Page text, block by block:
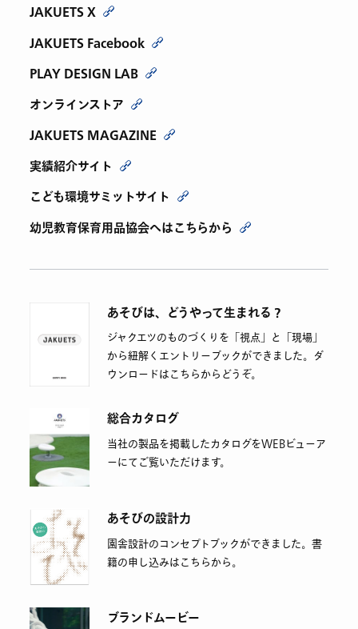
JAKUETS X
JAKUETS Facebook
PLAY DESIGN LAB
オンラインストア
JAKUETS MAGAZINE
実績紹介サイト
こども環境サミットサイト
幼児教育保育用品協会へはこちらから
あそびは、どうやって生まれる？
ジャクエツのものづくりを「視点」と「現場」
から紐解くエントリーブックができました。ダ
ウンロードはこちらからどうぞ。
総合カタログ
当社の製品を掲載したカタログをWEBビューア
ーにてご覧いただけます。
あそびの設計力
園舎設計のコンセプトブックができました。書
籍の申し込みはこちらから。
ブランドムービー